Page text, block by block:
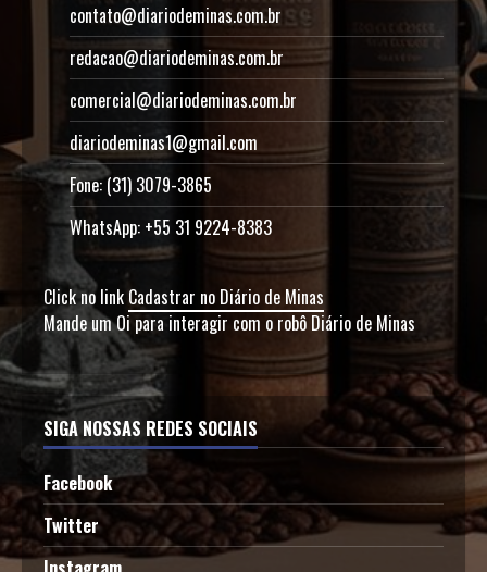
contato@diariodeminas.com.br
redacao@diariodeminas.com.br
comercial@diariodeminas.com.br
diariodeminas1@gmail.com
Fone: (31) 3079-3865
WhatsApp: +55 31 9224-8383
Click no link Cadastrar no Diário de Minas
Mande um Oi para interagir com o robô Diário de Minas
SIGA NOSSAS REDES SOCIAIS
Facebook
Twitter